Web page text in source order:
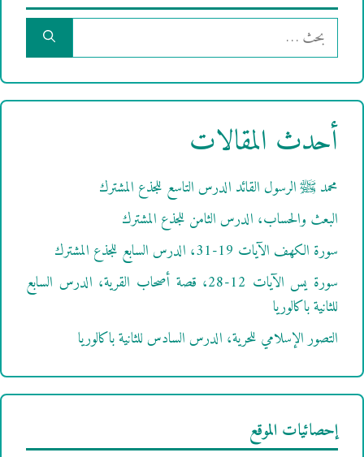
البحث
عن:
أحدث المقالات
محمد ﷺ الرسول القائد الدرس التاسع للجذع المشترك
البعث والحساب، الدرس الثامن للجذع المشترك
سورة الكهف الآيات 19-31، الدرس السابع للجذع المشترك
سورة يس الآيات 12-28، قصة أصحاب القرية، الدرس السابع
للثانية باكالوريا
التصور الإسلامي للحرية، الدرس السادس للثانية باكالوريا
إحصائيات الموقع